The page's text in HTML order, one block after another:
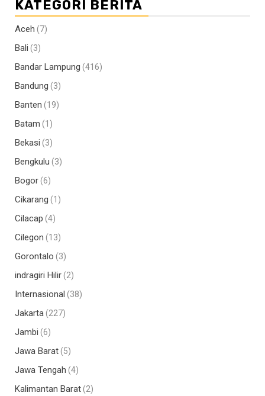
KATEGORI BERITA
Aceh (7)
Bali (3)
Bandar Lampung (416)
Bandung (3)
Banten (19)
Batam (1)
Bekasi (3)
Bengkulu (3)
Bogor(6)
Cikarang (1)
Cilacap (4)
Cilegon (13)
Gorontalo (3)
indragiri Hilir(2)
Internasional (38)
Jakarta(227)
Jambi (6)
Jawa Barat(5)
Jawa Tengah (4)
Kalimantan Barat(2)